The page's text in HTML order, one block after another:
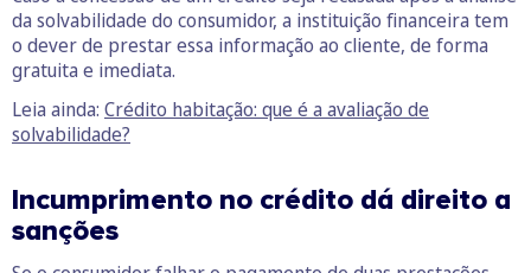
da solvabilidade do consumidor, a instituição financeira tem
o dever de prestar essa informação ao cliente, de forma
gratuita e imediata.
Leia ainda: Crédito habitação: que é a avaliação de
solvabilidade?
Incumprimento no crédito dá direito a
sanções